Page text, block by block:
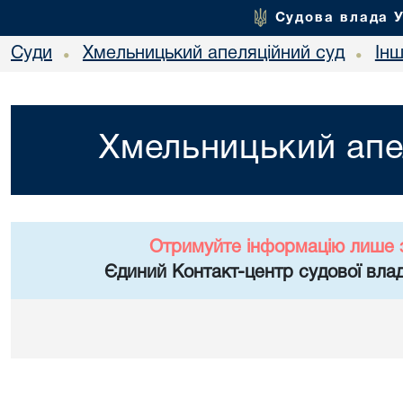
Судова влада
Суди • Хмельницький апеляційний суд •
Хмельницький
Отримуйте інформацію лише
Єдиний Контакт-центр судової